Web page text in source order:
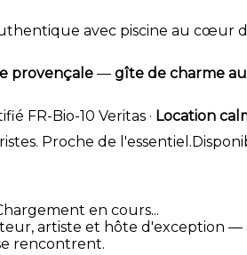
avec piscine au cœur
provençale— gîte de charme
FR-Bio-10 Veritas · Location
Proche de
en cours...
artiste et hôte d'exception —
rencontrent.